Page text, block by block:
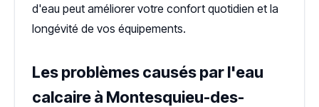
d'eau peut améliorer votre confort quotidien et la
longévité de vos équipements.
Les problèmes causés par l'eau
calcaire à Montesquieu-des-